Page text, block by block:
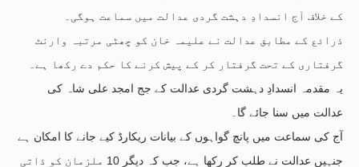
کے خلاف آج انسدادِ دہشت گردی عدالت میں سماعت ہوگی۔
ذرائع کے مطابق عدالت نے علیمہ خان کو چھٹی مرتبہ وارنٹ
گرفتاری کے تحت گرفتار کر کے پیش کرنے کا حکم دے رکھا ہے۔
یہ مقدمہ انسدادِ دہشت گردی عدالت کے جج امجد علی شاہ کی
عدالت میں سنا جائے گا۔
آج کی سماعت میں پانچ گواہوں کے بیانات ریکارڈ کیے جانے کا امکان ہے
جنہیں عدالت نے طلب کر رکھا ہے، جب کہ دیگر 10 ملزمان کو ذاتی